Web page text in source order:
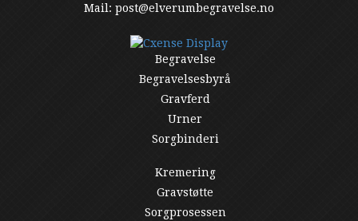
Mail: post@elverumbegravelse.no
Begravelse
Begravelsesbyrå
Gravferd
Urner
Sorgbinderi
Kremering
Gravstøtte
Sorgprosessen